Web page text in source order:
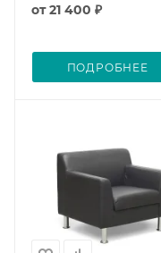
от21 400 ₽
ПОДРОБНЕЕ